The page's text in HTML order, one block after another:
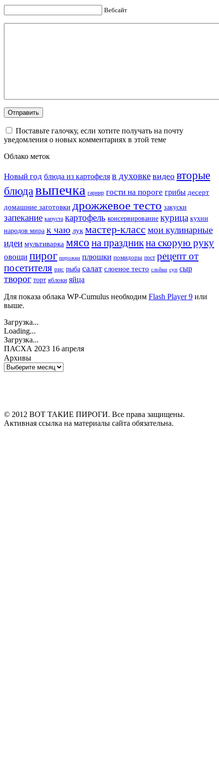
Вебсайт
Поставьте галочку, если хотите получать на почту
уведомления о новых комментариях в этой теме
Облако меток
Новый год блюда из картофеля в духовке видео вторые
блюдавыпечка гарнир гости на пороге грибы десерт
домашние заготовки дрожжевое тесто закуски
запекание капуста картофель консервирование курица кухни
народов мира к чаю лук мастер-класс мои кулинарные
идеи мультиварка мясо на праздникна скорую руку
овощи пирог пирожки плюшки помидоры пост рецепт от
посетителя рис рыба салат слоеное тесто слойки суп сыр
творог торт яблоки яйца
Для показа облака WP-Cumulus необходим Flash Player 9 или
выше.
Загрузка...
Loading...
Загрузка...
ПАСХА 2023 16 апреля
Архивы
Архивы
© 2012 ВОТ ТАКИЕ ПИРОГИ. Все права защищены.
Активная ссылка на материалы сайта обязательна.